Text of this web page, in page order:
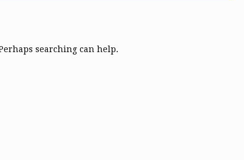
searching can help.